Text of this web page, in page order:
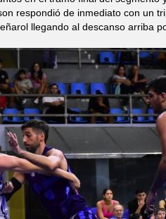
respondió de inmediato con un
llegando al descanso arriba